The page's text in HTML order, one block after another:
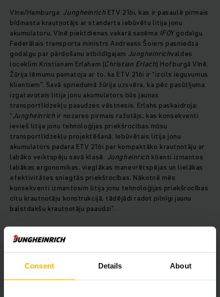
Consent Details About
Vīne/Hamburga. Jungheinrich ETV 216i, kas ir pasaulē pirmais
bīdmasta krautņotājs ar standarta iebūvētu litija jonu
akumulatoru, Vīnē piektdienas vakarā saņēma IFOYgodalgu.
Federālais transporta ministrs Andreass Šoiers pasniedza
godalgu par pārdošanu atbildīgajam Jungheinrichvaldes
loceklim Kristianam Erlaham (Christian Erlach) Hofburgā Vīnē.
Žūrija lēmumu pamatoja ar to, ka ETV 216i ir “izcils ieguvumus
klientiem”. Savā spriedumā žūrija uzsvēra, ka pēc pasūtījuma
izgatavotais litija jonu akumulators būs jaunas
transportlīdzekļu paaudzes vēstnesis. Erlahs paskaidroja:
“Jungheinrich ir nozares pirmais ražotājs, kas konsekventi
ievieš litija jonu tehnoloģijas priekšrocības mūsu
transportlīdzekļu projektēšanā. Iebūvētais litija jonu
akumulators padara ETV 216i par kompaktāko krautņotāju ar
labāko veiktspēju savā klasē. Jungheinrich klienti izmantos
labākas ergonomikas, vieglākas manevrētspējas un lielākas
efektivitātes sniegtās priekšrocības. Nākotnē mēs
konsekventi izmantosim litija jonu tehnoloģijas priekšrocības
citu krautņotāju konstrukcijā, tādējādi radot pilnīgi jaunu
balstdakšu krautņotāju paaudzi”.
Pateicoties iebūvētajam litija jonu akumulatoram,
ETV 216i operatoriem nodrošina lielāku kustību brīvību un
labāku skatu visapkārt, tāpēc tas ir īpaši ērti lietojams un